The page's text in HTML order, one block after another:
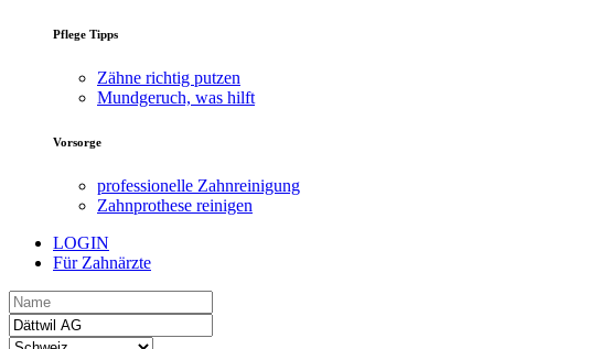
Pflege Tipps
Zähne richtig putzen
Mundgeruch, was hilft
Vorsorge
professionelle Zahnreinigung
Zahnprothese reinigen
LOGIN
Für Zahnärzte